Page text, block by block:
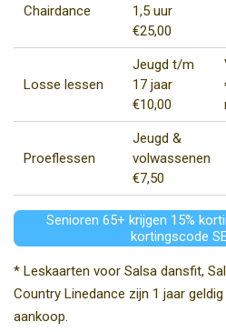
Chairdance
1,5 uur
€25,00
Losse lessen
Jeugd t/m
17 jaar
€10,00
Proeflessen
Jeugd &
volwassenen
€7,50
Senioren 65+ krijgen 15%
kortingscode
* Leskaarten voor Salsa dansfit,
Country Linedance zijn 1 jaar
aankoop.